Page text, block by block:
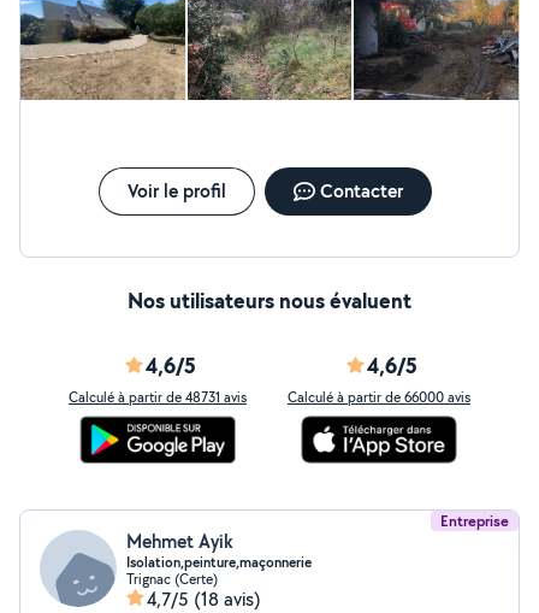
Voir le profil Contacter
Nos utilisateurs nous évaluent
4,6/5
Calculé à partir de 48731 avis
4,6/5
Calculé à partir de 66000 avis
Entreprise
Mehmet Ayik
Isolation,peinture,maçonnerie
Trignac (Certe)
4,7/5 (18 avis)